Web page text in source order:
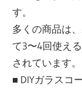
す。
多くの商品は
て3〜4回使え
されています。
■ DIYガラスコ